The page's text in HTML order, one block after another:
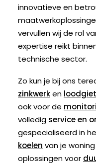
innovatieve en
vervullen wij de rol
expertise reikt
technische sector.
Zo kun je bij ons
zinkwerken
ook voor de
volledig service en
gespecialiseerd in
koelen van je
oplossingen voor